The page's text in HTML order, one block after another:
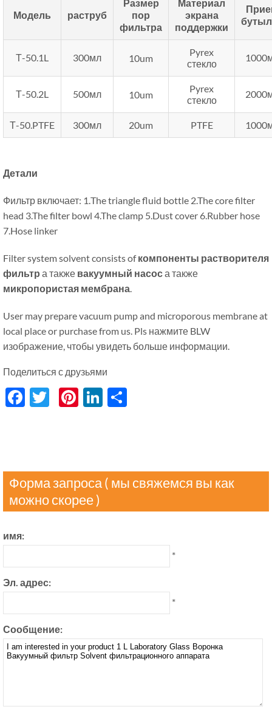
Модель раструб
Размер
пор
фильтра
Материал
экрана
поддержки
Т-50.1L 300мл 10um
Pyrex
стекло
Т-50.2L 500мл 10um
Pyrex
стекло
Т-50.PTFE 300мл 20um PTFE
Детали
Фильтр включает: 1.The triangle fluid bottle 2.The core filter
head 3.The filter bowl 4.The clamp 5.Dust cover 6.Rubber hose
7.Hose linker
Filter system solvent consists of компоненты растворителя
фильтр а также вакуумный насоса также
микропористая мембрана.
User may prepare vacuum pump and microporous membrane at
local place or purchase from us. Pls нажмите BLW
изображение, чтобы увидеть больше информации.
Поделиться с друзьями
Facebook
Twitter
Pinterest
LinkedIn
Форма запроса ( мы свяжемся вы как
можно скорее )
имя:
*
Эл. адрес:
*
Сообщение: